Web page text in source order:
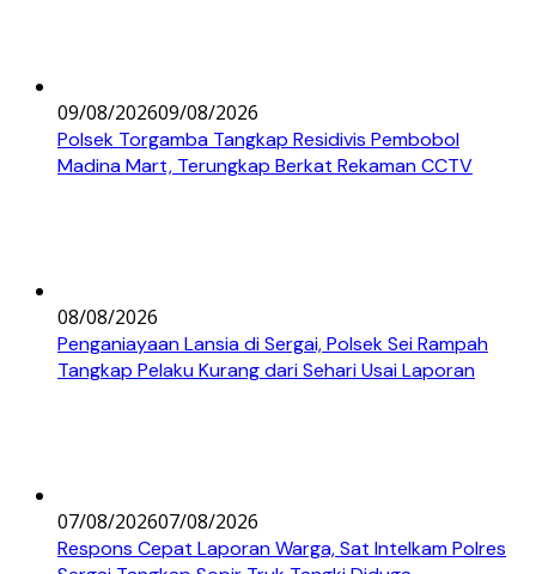
09/08/202609/08/2026
Polsek Torgamba Tangkap Residivis Pembobol
Madina Mart, Terungkap Berkat Rekaman CCTV
08/08/2026
Penganiayaan Lansia di Sergai, Polsek Sei Rampah
Tangkap Pelaku Kurang dari Sehari Usai Laporan
07/08/202607/08/2026
Respons Cepat Laporan Warga, Sat Intelkam Polres